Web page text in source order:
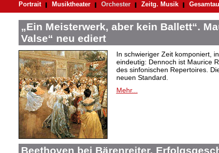
Portrait Musiktheater Orchester Zeitg. Musik
„Ein Meisterwerk, aber kein Ballett“.
Valse“ neu ediert
In schwieriger Zeit komponiert,
eindeutig: Dennoch ist Maurice
des sinfonischen Repertoires.
neuen Standard.
Mehr...
Beethoven bei Bärenreiter.